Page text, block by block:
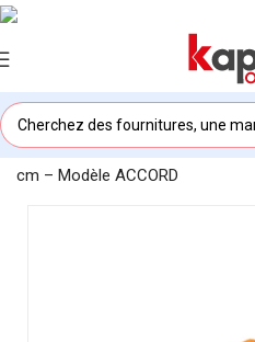
Accueil/KAPIA OFFICE MAROC
cm – Modèle ACCORD